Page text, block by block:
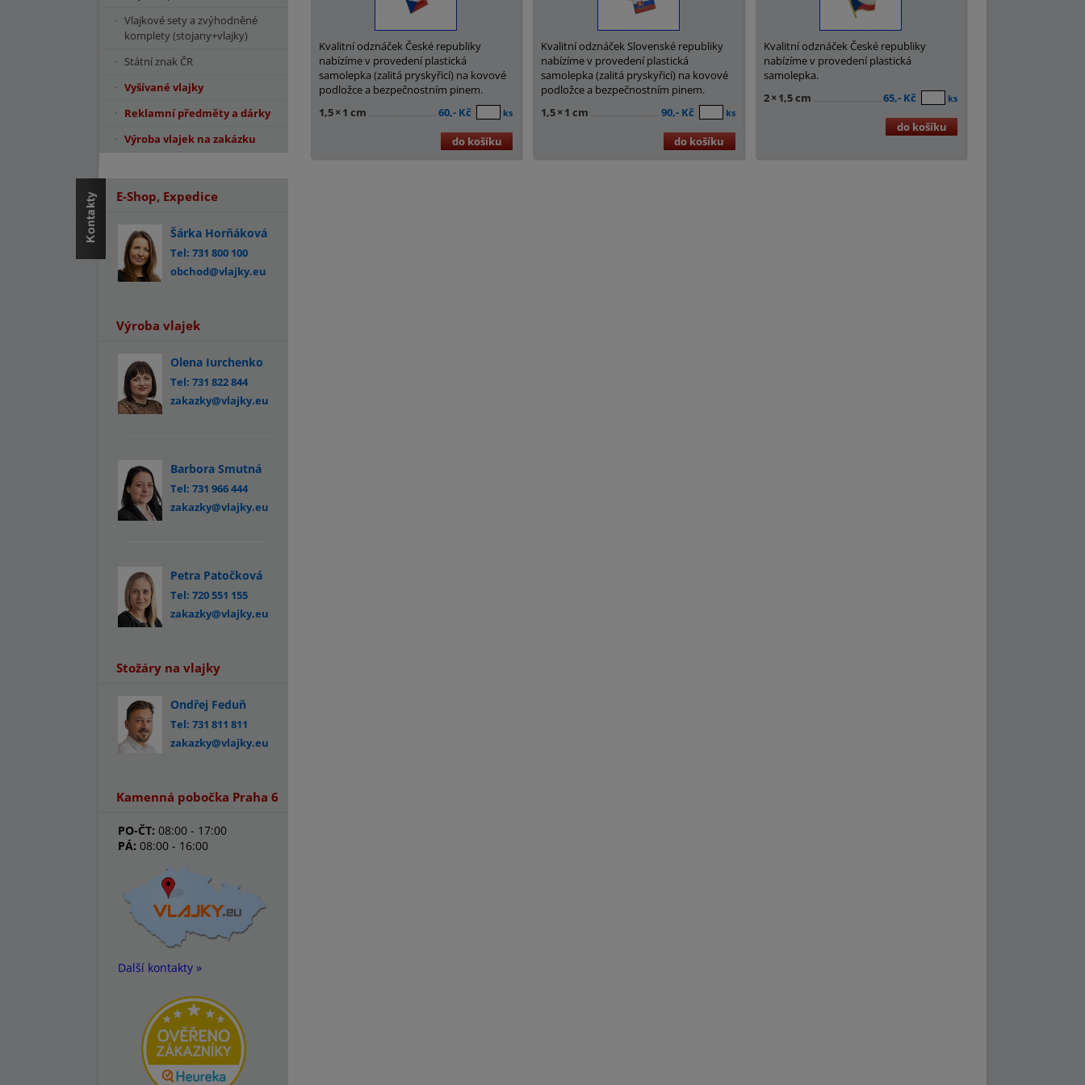
Kvalitní odznáček České republiky
nabízíme v provedení plastická
samolepka (zalitá pryskyřicí) na kovové
podložce a bezpečnostním pinem.
1,5× 1 cm 60,- Kč ks
do košíku
Kvalitní odznáček Slovenské republiky
nabízíme v provedení plastická
samolepka (zalitá pryskyřicí) na kovové
podložce a bezpečnostním pinem.
1,5× 1 cm 90,- Kč ks
do košíku
Kvalitní odznáček České republiky
nabízíme v provedení plastická
samolepka.
2× 1,5 cm 65,- Kč ks
do košíku
Vlajkové sety a zvýhodněné
komplety (stojany+vlajky)
Státní znak ČR
Vyšívané vlajky
Reklamní předměty a dárky
Výroba vlajek na zakázku
E-Shop, Expedice
Šárka Horňáková
Tel: 731 800 100
obchod@vlajky.eu
Výroba vlajek
Olena Iurchenko
Tel: 731 822 844
zakazky@vlajky.eu
Barbora Smutná
Tel: 731 966 444
zakazky@vlajky.eu
Petra Patočková
Tel: 720 551 155
zakazky@vlajky.eu
Stožáry na vlajky
Ondřej Feduň
Tel: 731 811 811
zakazky@vlajky.eu
Kamenná pobočka Praha 6
PO-ČT: 08:00 - 17:00
PÁ: 08:00 - 16:00
Další kontakty »